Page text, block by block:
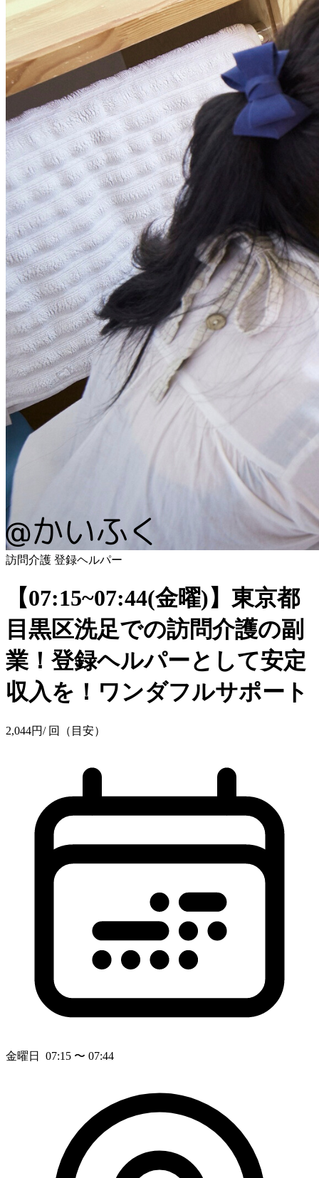
訪問介護 登録ヘルパー
【07:15~07:44(金曜)】東京都
目黒区洗足での訪問介護の副
業！登録ヘルパーとして安定
収入を！ワンダフルサポート
2,044円/ 回（目安）
金曜日 07:15 〜 07:44